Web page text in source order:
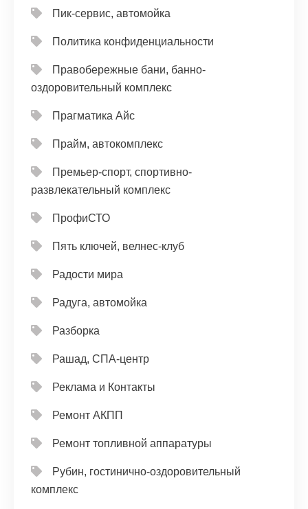
Пик-сервис, автомойка
Политика конфиденциальности
Правобережные бани, банно-
оздоровительный комплекс
Прагматика Айс
Прайм, автокомплекс
Премьер-спорт, спортивно-
развлекательный комплекс
ПрофиСТО
Пять ключей, велнес-клуб
Радости мира
Радуга, автомойка
Разборка
Рашад, СПА-центр
Реклама и Контакты
Ремонт АКПП
Ремонт топливной аппаратуры
Рубин, гостинично-оздоровительный
комплекс